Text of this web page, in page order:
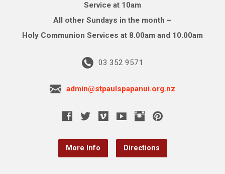
Service at 10am
All other Sundays in the month –
Holy Communion Services at 8.00am and 10.00am
03 352 9571
admin@stpaulspapanui.org.nz
More Info Directions